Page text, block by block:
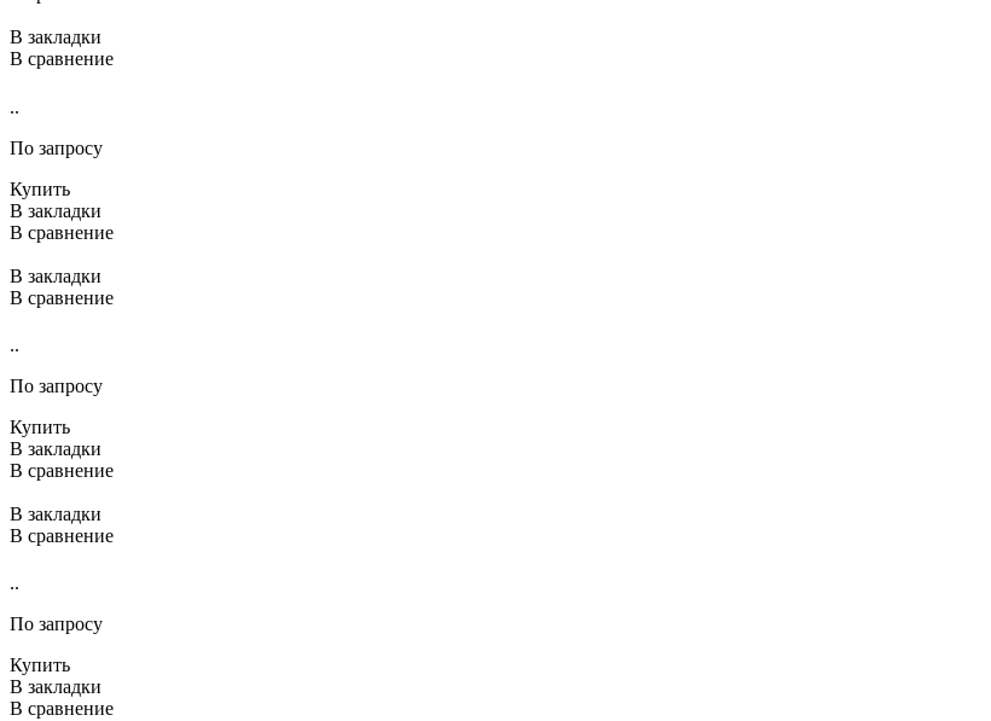
В закладки
В сравнение
..
По запросу
Купить
В закладки
В сравнение
В закладки
В сравнение
..
По запросу
Купить
В закладки
В сравнение
В закладки
В сравнение
..
По запросу
Купить
В закладки
В сравнение